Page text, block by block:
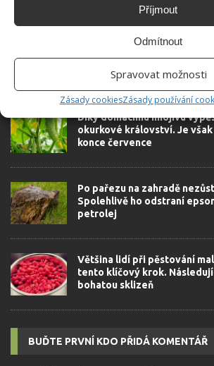
Příjmout
Odmítnout
Spravovat možnosti
Zásady cookiesZásady používání
SOUVISEJÍCÍ ČLÁNKY
Díky domácímu hnojivu
okurkové království. Je
konce července
Po pařezu na zahradě
Spolehlivě ho odstraní
petrolej
Většina lidí při pěstování
tento klíčový krok.
bohatou sklizeň
BUĎTE PRVNÍ KDO PŘIDÁ KOMENTÁŘ